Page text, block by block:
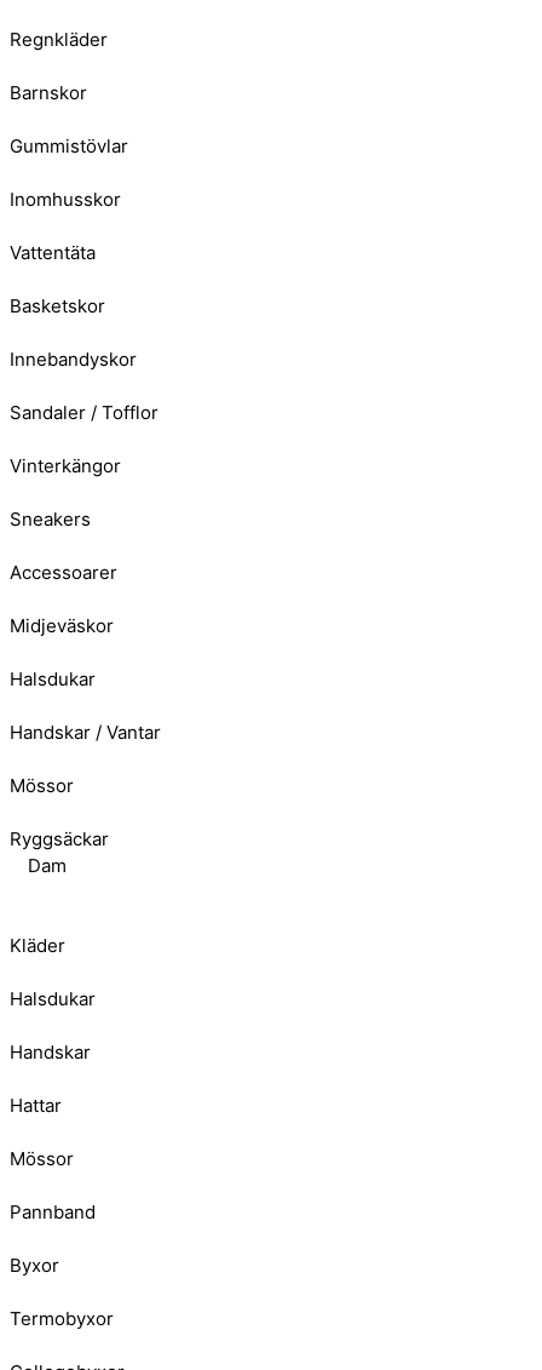
Regnkläder
Barnskor
Gummistövlar
Inomhusskor
Vattentäta
Basketskor
Innebandyskor
Sandaler / Tofflor
Vinterkängor
Sneakers
Accessoarer
Midjeväskor
Halsdukar
Handskar / Vantar
Mössor
Ryggsäckar
Dam
Kläder
Halsdukar
Handskar
Hattar
Mössor
Pannband
Byxor
Termobyxor